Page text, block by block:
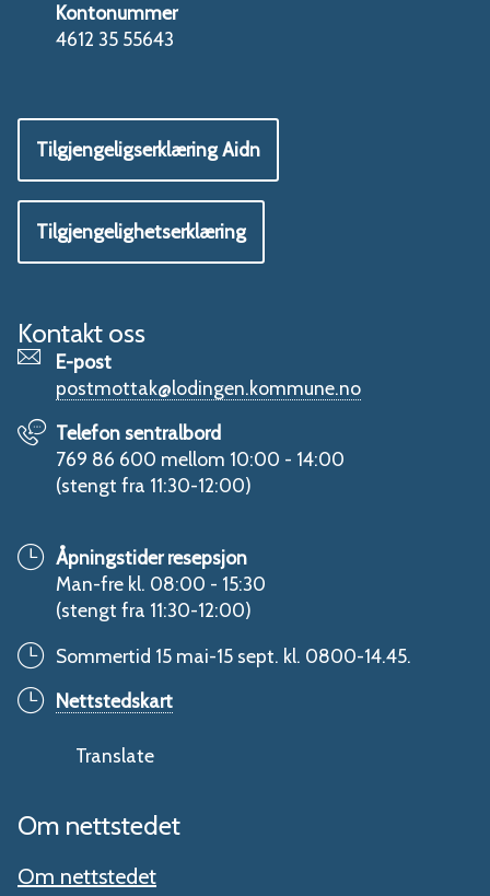
Kontonummer
4612 35 55643
Tilgjengeligserklæring Aidn
Tilgjengelighetserklæring
Kontakt oss
E-post
postmottak@lodingen.kommune.no
Telefon sentralbord
769 86 600 mellom 10:00 - 14:00
(stengt fra 11:30-12:00)
Åpningstider resepsjon
Man-fre kl. 08:00 - 15:30
(stengt fra 11:30-12:00)
Sommertid 15 mai-15 sept. kl. 0800-14.45.
Nettstedskart
Translate
Om nettstedet
Om nettstedet